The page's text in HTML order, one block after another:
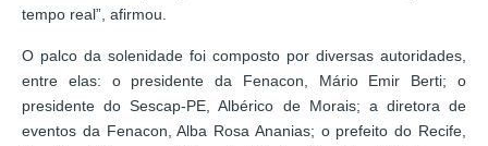
tempo real”, afirmou.
O palco da solenidade foi composto por diversas autoridades,
entre elas: o presidente da Fenacon, Mário Emir Berti; o
presidente do Sescap-PE, Albérico de Morais; a diretora de
eventos da Fenacon, Alba Rosa Ananias; o prefeito do Recife,